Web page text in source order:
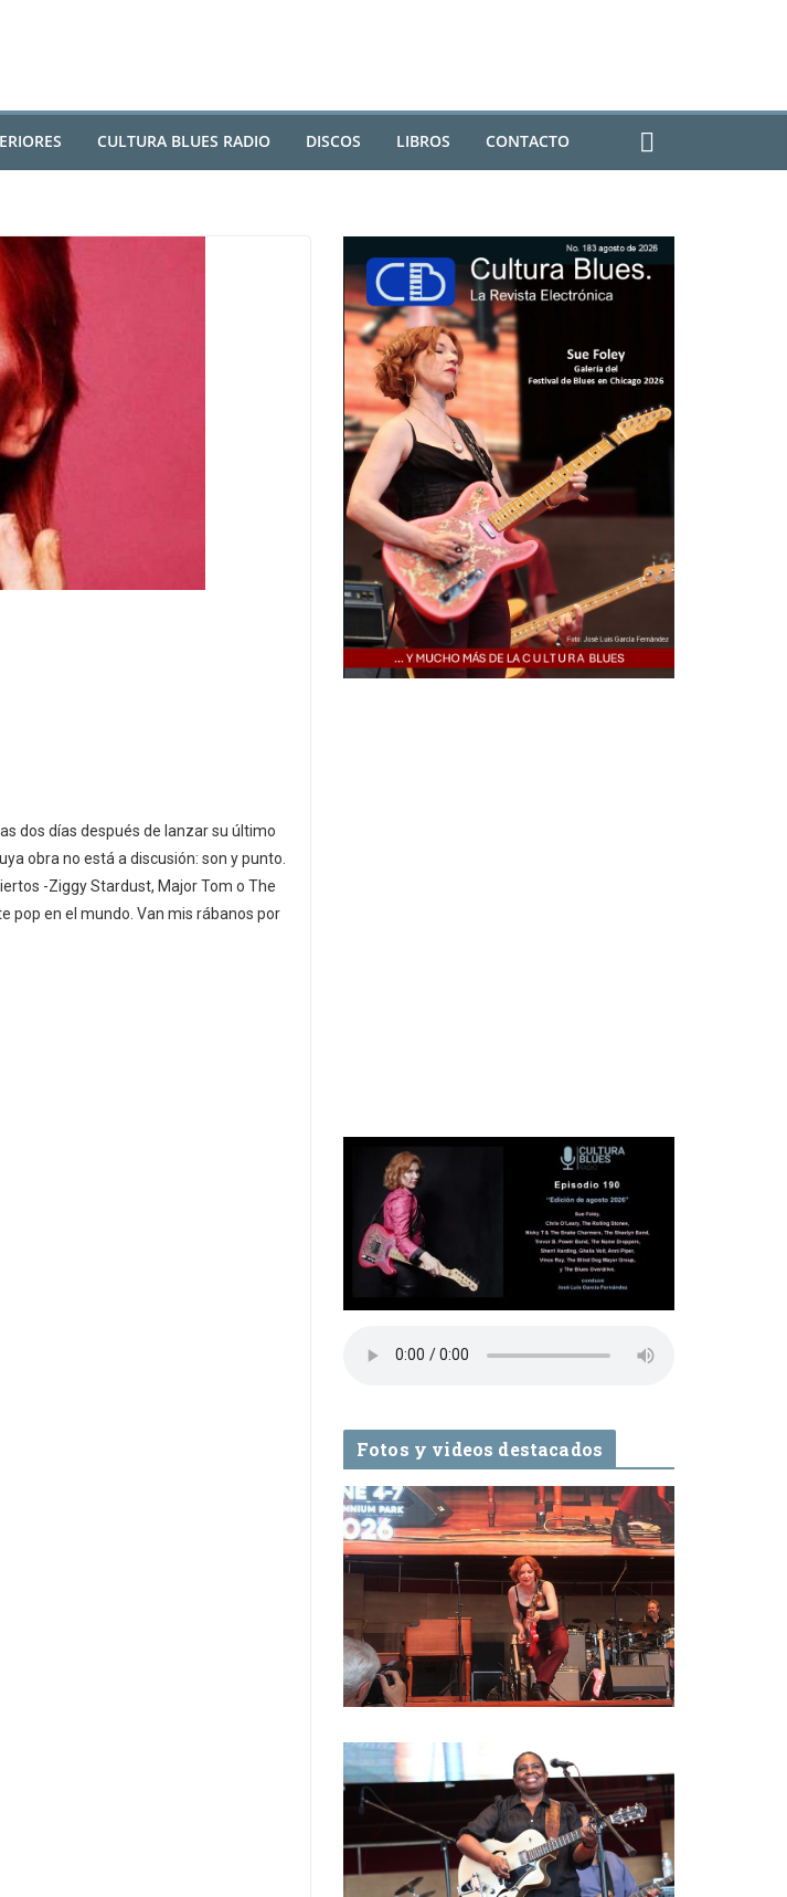
CULTURA BLUES RADIO DISCOS LIBROS CONTACTO
dos días después de lanzar su último
obra no está a discusión: son y punto.
-Ziggy Stardust, Major Tom o The
pop en el mundo. Van mis rábanos por
Fotos y videos destacados